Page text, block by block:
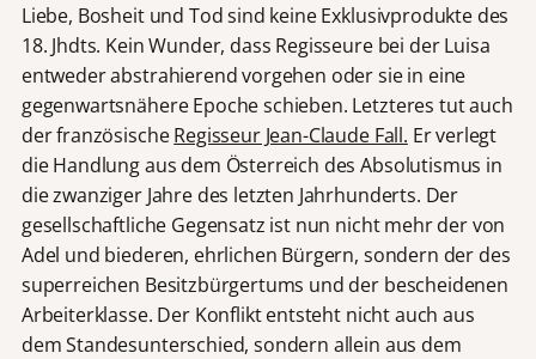
Liebe, Bosheit und Tod sind keine Exklusivprodukte des
18. Jhdts. Kein Wunder, dass Regisseure bei der Luisa
entweder abstrahierend vorgehen oder sie in eine
gegenwartsnähere Epoche schieben. Letzteres tut auch
der französischeRegisseur Jean-Claude Fall. Er verlegt
die Handlung aus dem Österreich des Absolutismus in
die zwanziger Jahre des letzten Jahrhunderts. Der
gesellschaftliche Gegensatz ist nun nicht mehr der von
Adel und biederen, ehrlichen Bürgern, sondern der des
superreichen Besitzbürgertums und der bescheidenen
Arbeiterklasse. Der Konflikt entsteht nicht auch aus
dem Standesunterschied, sondern allein aus dem